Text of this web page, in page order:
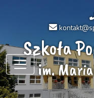
Szkoła
im.